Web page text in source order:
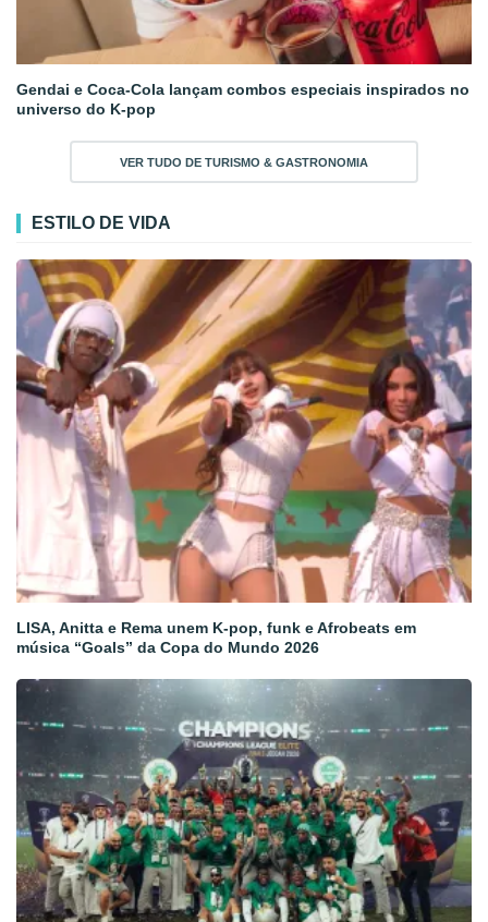
Gendai e Coca-Cola lançam combos especiais inspirados no
universo do K-pop
VER TUDO DE TURISMO & GASTRONOMIA
ESTILO DE VIDA
LISA, Anitta e Rema unem K-pop, funk e Afrobeats em
música “Goals” da Copa do Mundo 2026